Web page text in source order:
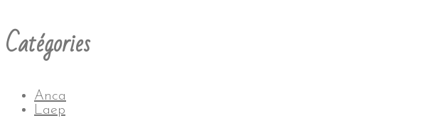
Catégories
Anca
Laep